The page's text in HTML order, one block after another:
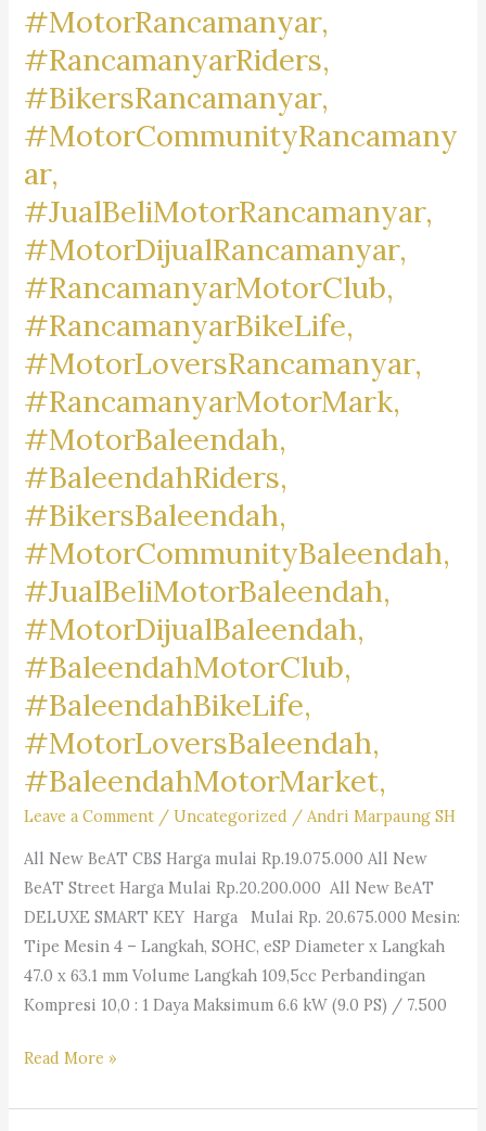
iur
N.
Supriatna., S.H., M.Hum.
–
Marpaung,
S.H.
M.H.
&
#MotorRancamanyar,
#RancamanyarRiders,
#BikersRancamanyar,
#MotorCommunityRancamany
ar,
#JualBeliMotorRancamanyar,
#MotorDijualRancamanyar,
#RancamanyarMotorClub,
#RancamanyarBikeLife,
#MotorLoversRancamanyar,
#RancamanyarMotorMark,
#MotorBaleendah,
#BaleendahRiders,
#BikersBaleendah,
#MotorCommunityBaleendah,
#JualBeliMotorBaleendah,
#MotorDijualBaleendah,
#BaleendahMotorClub,
#BaleendahBikeLife,
#MotorLoversBaleendah,
#BaleendahMotorMarket,
Leave a Comment /Uncategorized /Andri Marpaung SH
All New BeAT CBS Harga mulai Rp.19.075.000 All New
BeAT Street Harga Mulai Rp.20.200.000 All New BeAT
DELUXE SMART KEY Harga Mulai Rp. 20.675.000 Mesin:
Tipe Mesin 4 – Langkah, SOHC, eSP Diameter x Langkah
47.0 x 63.1 mm Volume Langkah 109,5cc Perbandingan
Kompresi 10,0 : 1 Daya Maksimum 6.6 kW (9.0 PS) / 7.500
#MotorRancamanyar,
#BikersRancamanyar,
Read More »